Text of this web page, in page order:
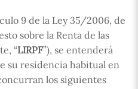
9 de la Ley 35/2006, de
sobre la Renta de las
“LIRPF”), se entenderá
su residencia habitual en
los siguientes